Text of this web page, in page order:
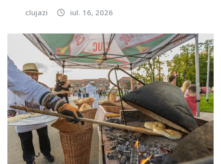
clujazi iul. 16, 2026